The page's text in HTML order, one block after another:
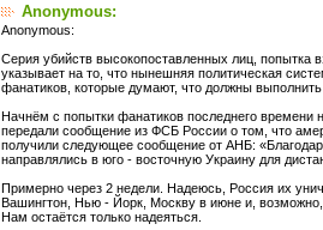
Anonymous:
Anonymous:
Серия убийств высокопоставленных лиц, попытка
указывает на то, что нынешняя политическая
фанатиков, которые думают, что должны
Начнём с попытки фанатиков последнего времени
передали сообщение из ФСБ России о том, что
получили следующее сообщение от АНБ:
направлялись в юго - восточную Украину для
Примерно через 2 недели. Надеюсь, Россия их
Вашингтон, Нью - Йорк, Москву в июне и, возможно,
Нам остаётся только надеяться.